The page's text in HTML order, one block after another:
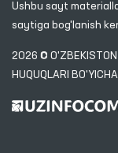
Ushbu sayt
saytiga bog'lanish
2026 © O'ZBEKISTON
HUQUQLARI